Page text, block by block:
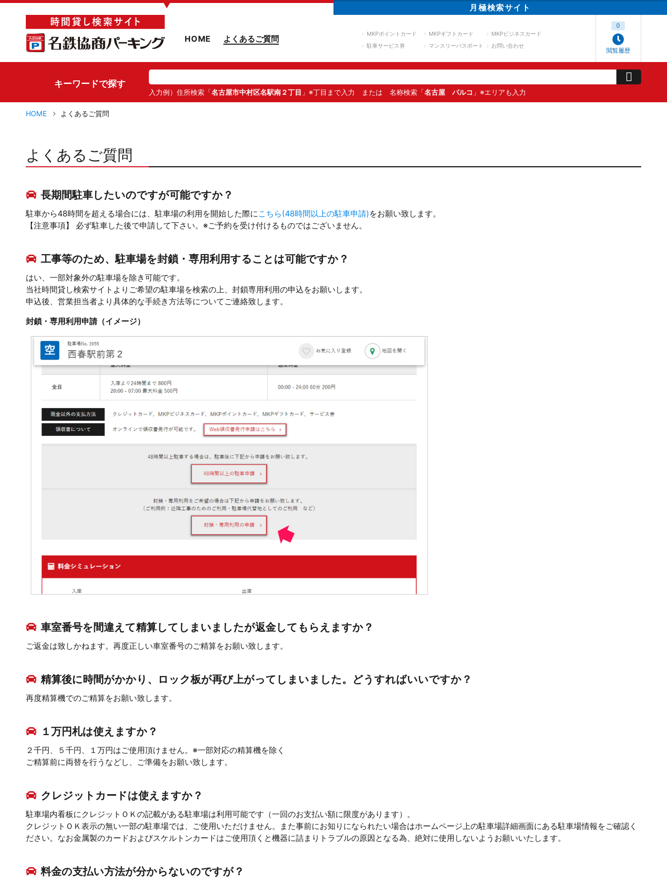
▼ 月極検索サイト
HOME よくあるご質問 MKPポイントカード MKPギフトカード
MKPビジネスカード
駐車サービス券
マンスリーパスポート お問い合わせ
閲覧履歴
0
キーワードで探す
入力例）住所検索「名古屋市中村区名駅南２丁目 」※丁目まで入力 または 名称検索「名古屋 パルコ 」※エリアも入力
HOME よくあるご質問
よくあるご質問
長期間駐車したいのですが可能ですか？
駐車から48時間を超える場合には、駐車場の利用を開始した際にこちら(48時間以上の駐車申請) をお願い致します。
【注意事項】 必ず駐車した後で申請して下さい。※ご予約を受け付けるものではございません。
工事等のため、駐車場を封鎖・専用利用することは可能ですか？
はい、一部対象外の駐車場を除き可能です。
当社時間貸し検索サイトよりご希望の駐車場を検索の上、封鎖専用利用の申込をお願いします。
申込後、営業担当者より具体的な手続き方法等についてご連絡致します。
封鎖・専用利用申請（イメージ）
車室番号を間違えて精算してしまいましたが返金してもらえますか？
ご返金は致しかねます。再度正しい車室番号のご精算をお願い致します。
精算後に時間がかかり、ロック板が再び上がってしまいました。どうすればいいですか？
再度精算機でのご精算をお願い致します。
１万円札は使えますか？
２千円、５千円、１万円はご使用頂けません。※一部対応の精算機を除く
ご精算前に両替を行うなどし、ご準備をお願い致します。
クレジットカードは使えますか？
駐車場内看板にクレジットＯＫの記載がある駐車場は利用可能です（一回のお支払い額に限度があります）。
クレジットＯＫ表示の無い一部の駐車場では、ご使用いただけません。また事前にお知りになられたい場合はホームページ上の駐車場詳細画面にある駐車場情報をご確認く
ださい。なお金属製のカードおよびスケルトンカードはご使用頂くと機器に詰まりトラブルの原因となる為、絶対に使用しないようお願いいたします。
料金の支払い方法が分からないのですが？